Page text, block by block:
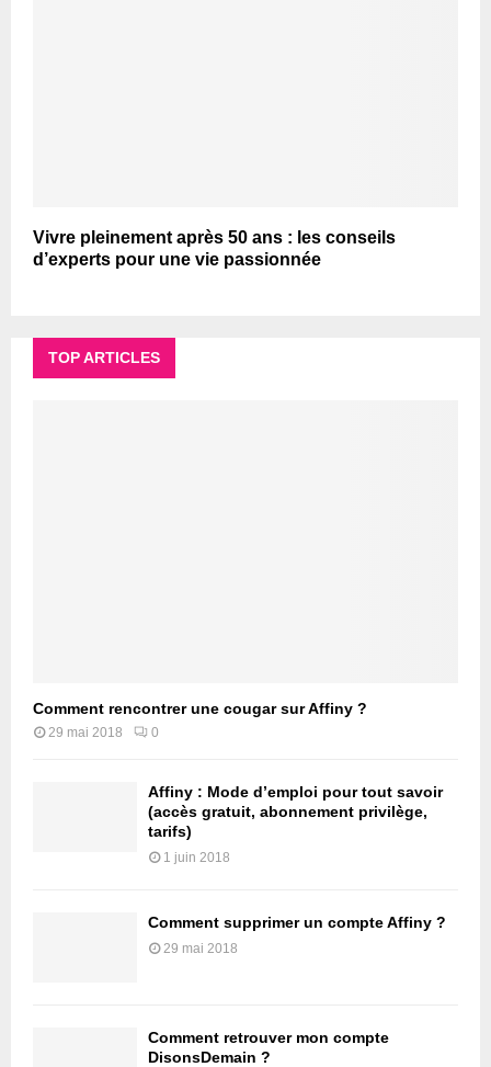
Vivre pleinement après 50 ans : les conseils
d’experts pour une vie passionnée
TOP ARTICLES
Comment rencontrer une cougar sur Affiny ?
29 mai 2018 0
Affiny : Mode d’emploi pour tout savoir
(accès gratuit, abonnement privilège,
tarifs)
1 juin 2018
Comment supprimer un compte Affiny ?
29 mai 2018
Comment retrouver mon compte
DisonsDemain ?